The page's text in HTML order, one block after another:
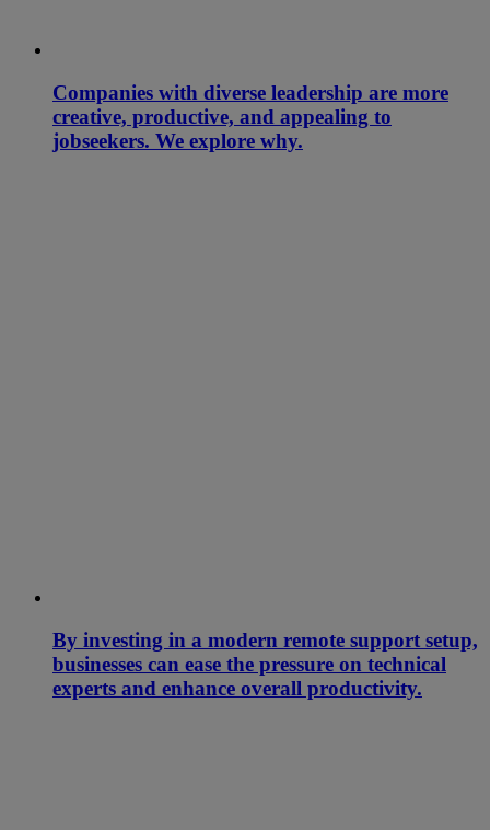
Companies with diverse leadership are more
creative, productive, and appealing to
jobseekers. We explore why.
By investing in a modern remote support setup,
businesses can ease the pressure on technical
experts and enhance overall productivity.